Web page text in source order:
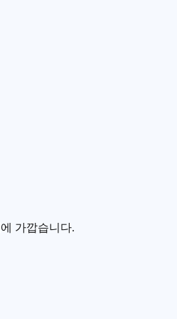
에 가깝습니다.